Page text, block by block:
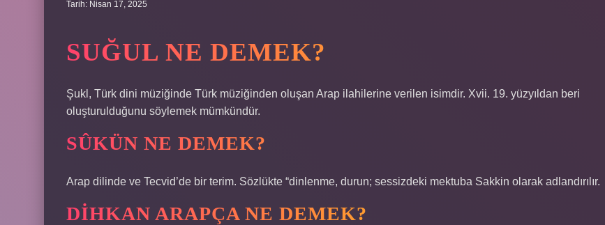
Tarih: Nisan 17, 2025
SUĞUL NE DEMEK?
Şukl, Türk dini müziğinde Türk müziğinden oluşan Arap ilahilerine verilen isimdir. Xvii. 19. yüzyıldan beri
oluşturulduğunu söylemek mümkündür.
SÛKÜN NE DEMEK?
Arap dilinde ve Tecvid’de bir terim. Sözlükte “dinlenme, durun; sessizdeki mektuba Sakkin olarak adlandırılır.
DIHKAN ARAPÇA NE DEMEK?